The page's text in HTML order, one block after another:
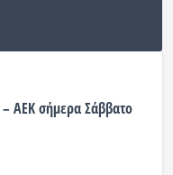
ΑΕΚ σήμερα Σάββατο